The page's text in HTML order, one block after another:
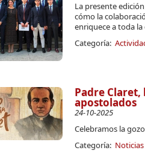
La presente
cómo la
enriquece a toda
Categoría:
Padre
apostolados
24-10-2025
Celebramos la
Categoría: